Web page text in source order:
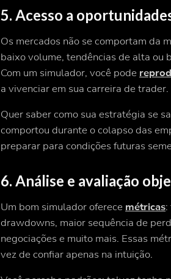
5. Acesso a
Os mercados não se comportam da
baixo volume, tendências de alta ou
Com um simulador, você pode
a vivenciar em sua carreira de trader.
Quer saber como sua estratégia se
comportou durante o colapso das
preparar para condições futuras
6. Análise e avaliação
Um bom simulador oferece métricas
drawdowns, maior sequência de
negociações e muito mais. Essas
vez de confiar apenas na intuição.